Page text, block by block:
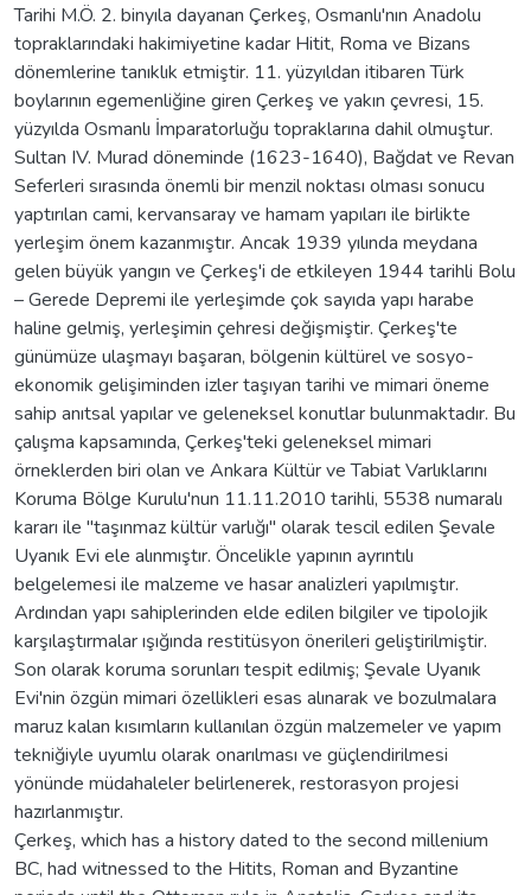
Tarihi M.Ö. 2. binyıla dayanan Çerkeş, Osmanlı'nın Anadolu
topraklarındaki hakimiyetine kadar Hitit, Roma ve Bizans
dönemlerine tanıklık etmiştir. 11. yüzyıldan itibaren Türk
boylarının egemenliğine giren Çerkeş ve yakın çevresi, 15.
yüzyılda Osmanlı İmparatorluğu topraklarına dahil olmuştur.
Sultan IV. Murad döneminde (1623-1640), Bağdat ve Revan
Seferleri sırasında önemli bir menzil noktası olması sonucu
yaptırılan cami, kervansaray ve hamam yapıları ile birlikte
yerleşim önem kazanmıştır. Ancak 1939 yılında meydana
gelen büyük yangın ve Çerkeş'i de etkileyen 1944 tarihli Bolu
– Gerede Depremi ile yerleşimde çok sayıda yapı harabe
haline gelmiş, yerleşimin çehresi değişmiştir. Çerkeş'te
günümüze ulaşmayı başaran, bölgenin kültürel ve sosyo-
ekonomik gelişiminden izler taşıyan tarihi ve mimari öneme
sahip anıtsal yapılar ve geleneksel konutlar bulunmaktadır. Bu
çalışma kapsamında, Çerkeş'teki geleneksel mimari
örneklerden biri olan ve Ankara Kültür ve Tabiat Varlıklarını
Koruma Bölge Kurulu'nun 11.11.2010 tarihli, 5538 numaralı
kararı ile "taşınmaz kültür varlığı" olarak tescil edilen Şevale
Uyanık Evi ele alınmıştır. Öncelikle yapının ayrıntılı
belgelemesi ile malzeme ve hasar analizleri yapılmıştır.
Ardından yapı sahiplerinden elde edilen bilgiler ve tipolojik
karşılaştırmalar ışığında restitüsyon önerileri geliştirilmiştir.
Son olarak koruma sorunları tespit edilmiş; Şevale Uyanık
Evi'nin özgün mimari özellikleri esas alınarak ve bozulmalara
maruz kalan kısımların kullanılan özgün malzemeler ve yapım
tekniğiyle uyumlu olarak onarılması ve güçlendirilmesi
yönünde müdahaleler belirlenerek, restorasyon projesi
hazırlanmıştır.
Çerkeş, which has a history dated to the second millenium
BC, had witnessed to the Hitits, Roman and Byzantine